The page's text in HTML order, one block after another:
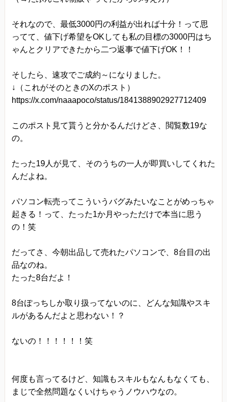
それなので、最低3000円の利益が出れば十分！って思
ってて、値下げ希望をOKしても私の目標の3000円はち
ゃんとクリアできたから二つ返事で値下げOK！！
そしたら、速攻でご成約～になりました。
↓（これがそのときのXのポスト）
https://x.com/naaapoco/status/1841388902927712409
このポスト見て貰うと分かるんだけどさ、閲覧数19な
の。
たった19人が見て、そのうちの一人が即買いしてくれた
んだよね。
パソコン転売ってこういうバグみたいなことがめっちゃ
起きる！って、たった1か月やっただけで本当に思う
の！笑
だってさ、今朝出品して売れたパソコンで、8台目の出
品なのね。
たった8台だよ！
8台ぽっちしか取り扱ってないのに、どんな知識やスキ
ルがあるんだよと思わない！？
ないの！！！！！！笑
何度も言ってるけど、知識もスキルもなんもなくても、
まじで全然問題なくいけちゃうノウハウなの。